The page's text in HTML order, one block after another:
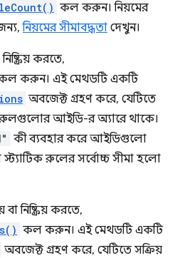
কল করুন। নিয়মের
নিয়মের সীমাবদ্ধতা দেখুন।
করতে,
করুন। এই মেথডটি একটি
অবজেক্ট গ্রহণ করে, যেটিতে
রুলগুলোর আইডি-র অ্যারে থাকে।
কী ব্যবহার করে আইডিগুলো
স্ট্যাটিক রুলের সর্বোচ্চ সীমা হলো
বা নিষ্ক্রিয় করতে,
কল করুন। এই মেথডটি একটি
অবজেক্ট গ্রহণ করে, যেটিতে সক্রিয়